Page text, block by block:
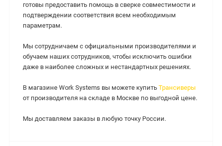
готовы предоставить помощь в сверке совместимости и
подтверждении соответствия всем необходимым
параметрам.
Мы сотрудничаем с официальными производителями и
обучаем наших сотрудников, чтобы исключить ошибки
даже в наиболее сложных и нестандартных решениях.
В магазине Work Systems вы можете купить Трансиверы
от производителя на складе в Москве по выгодной цене.
Мы доставляем заказы в любую точку России.